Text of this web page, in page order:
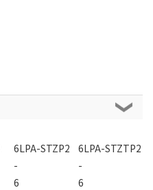
6LPA-STZP2
6LPA-STZTP2
-
-
6
6